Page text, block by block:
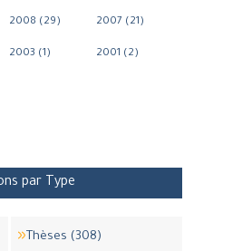
2008 (29) 2007 (21)
2003 (1) 2001 (2)
par Type
Thèses (308)